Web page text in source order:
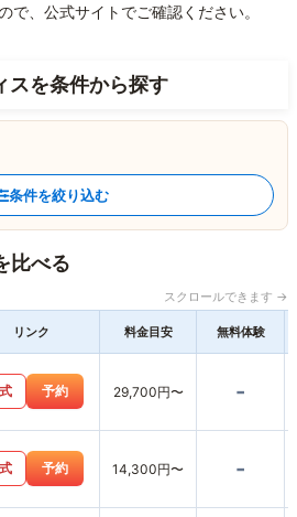
で、公式サイトでご確認ください。
スを条件から探す
条件を絞り込む
比べる
スクロールできます →
リンク 料金目安 無料体験
予約 29,700円〜 -
予約 14,300円〜 -